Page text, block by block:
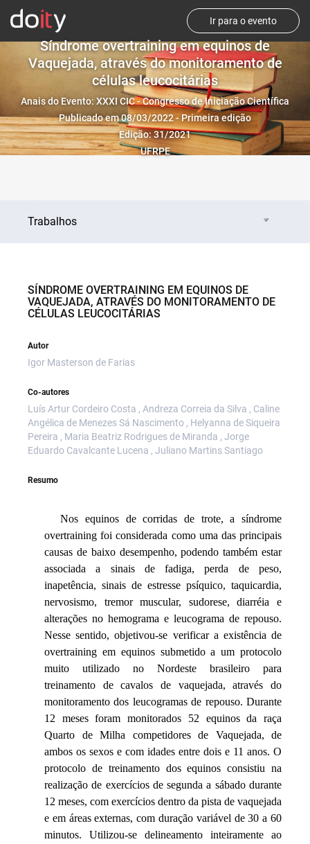
Ir para o evento
Síndrome overtraining em equinos de
Vaquejada, através do monitoramento de
células leucocitárias
Anais do Evento: XXXI CIC - Congresso de Iniciação Científica
Publicado em 08/03/2022 - Primeira edição
Edição: 31/2021
UFRPE
Trabalhos
SÍNDROME OVERTRAINING EM EQUINOS DE
VAQUEJADA, ATRAVÉS DO MONITORAMENTO DE
CÉLULAS LEUCOCITÁRIAS
Autor
Igor Masterson de Farias
Co-autores
Luís Artur Cordeiro Costa , Andreza Correia da Silva , Caline
Angélica de Menezes Sá Nascimento , Helyanna de Siqueira
Pereira , Maria Beatriz Rodrigues de Miranda , Jorge
Eduardo Cavalcante Lucena , Juliano Martins Santiago
Resumo
Nos equinos de corridas de trote, a síndrome
overtraining foi considerada como uma das principais
causas de baixo desempenho, podendo também estar
associada a sinais de fadiga, perda de peso,
inapetência, sinais de estresse psíquico, taquicardia,
nervosismo, tremor muscular, sudorese, diarréia e
alterações no hemograma e leucograma de repouso.
Nesse sentido, objetivou-se verificar a existência de
overtraining em equinos submetido a um protocolo
muito utilizado no Nordeste brasileiro para
treinamento de cavalos de vaquejada, através do
monitoramento dos leucogramas de repouso. Durante
12 meses foram monitorados 52 equinos da raça
Quarto de Milha competidores de Vaquejada, de
ambos os sexos e com idades entre dois e 11 anos. O
protocolo de treinamento dos equinos consistiu na
realização de exercícios de segunda a sábado durante
12 meses, com exercícios dentro da pista de vaquejada
e em áreas externas, com duração variável de 30 a 60
minutos. Utilizou-se delineamento inteiramente ao